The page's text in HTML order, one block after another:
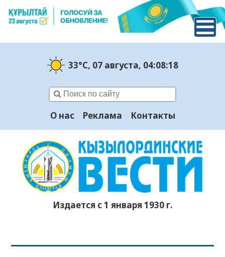
33°C, 07 августа, 04:08:19
О нас Реклама Контакты
Издается с 1 января 1930 г.